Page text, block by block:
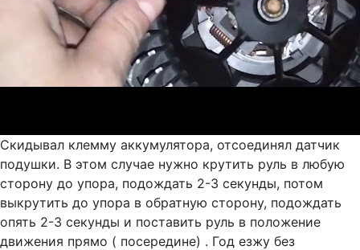
Скидывал клемму аккумулятора, отсоединял датчик
подушки. В этом случае нужно крутить руль в любую
сторону до упора, подождать 2-3 секунды, потом
выкрутить до упора в обратную сторону, подождать
опять 2-3 секунды и поставить руль в положение
движения прямо ( посередине) . Год езжу без